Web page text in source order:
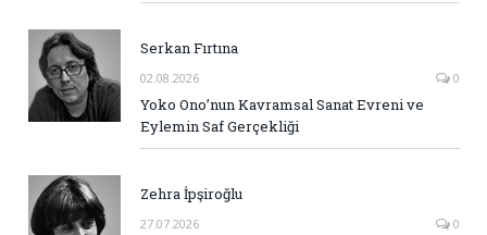
Serkan Fırtına
02.08.2026 0
Yoko Ono’nun Kavramsal Sanat Evreni ve
Eylemin Saf Gerçekliği
Zehra İpşiroğlu
27.07.2026 0